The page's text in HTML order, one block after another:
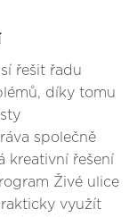
řešit řadu
díky tomu
společně
kreativní řešení
Živé ulice
využít